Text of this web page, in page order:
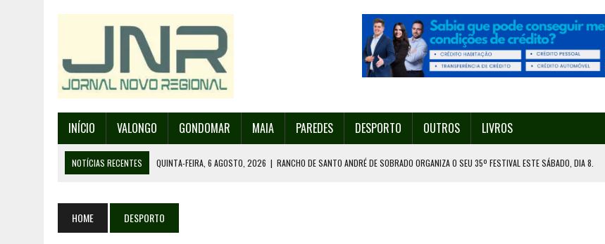
INÍCIO VALONGO GONDOMAR MAIA PAREDES DESPORTO OUTROS LIVROS
NOTÍCIAS RECENTES QUINTA-FEIRA, 6 AGOSTO, 2026 | RANCHO DE SANTO ANDRÉ DE SOBRADO ORGANIZA O SEU 35º FESTIVAL ESTE SÁBADO, DIA 8.
QUINTA-FEIRA, 6 AGOSTO, 2026
HOME DESPORTO